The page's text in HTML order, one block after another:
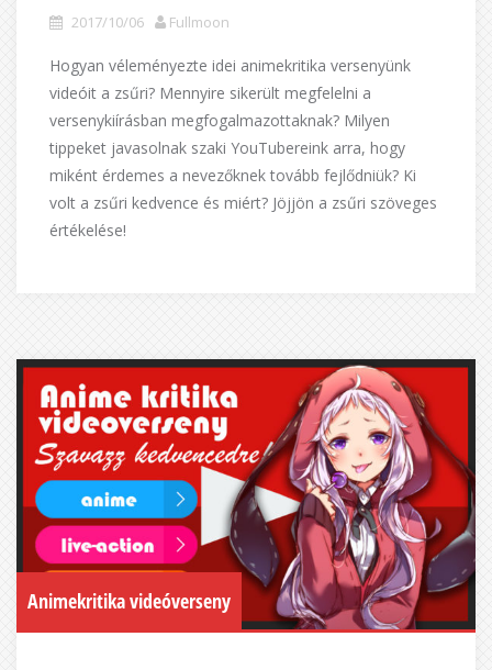
2017/10/06 Fullmoon
Hogyan véleményezte idei animekritika versenyünk
videóit a zsűri? Mennyire sikerült megfelelni a
versenykiírásban megfogalmazottaknak? Milyen
tippeket javasolnak szaki YouTubereink arra, hogy
miként érdemes a nevezőknek tovább fejlődniük? Ki
volt a zsűri kedvence és miért? Jöjjön a zsűri szöveges
értékelése!
Animekritika videóverseny